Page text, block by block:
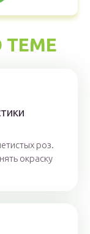
ТЕМЕ
роз.
окраску